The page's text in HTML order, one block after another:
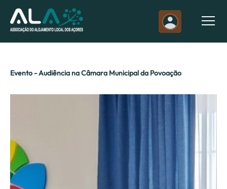
Evento - Audiência na Câmara Municipal da Povoação